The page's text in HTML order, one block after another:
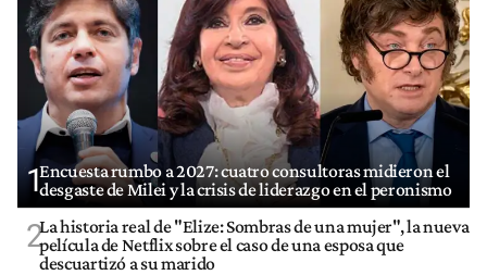
1Encuesta rumbo a 2027: cuatro consultoras midieron el
desgaste de Milei y la crisis de liderazgo en el peronismo
2La historia real de "Elize: Sombras de una mujer", la nueva
película de Netflix sobre el caso de una esposa que
descuartizó a su marido